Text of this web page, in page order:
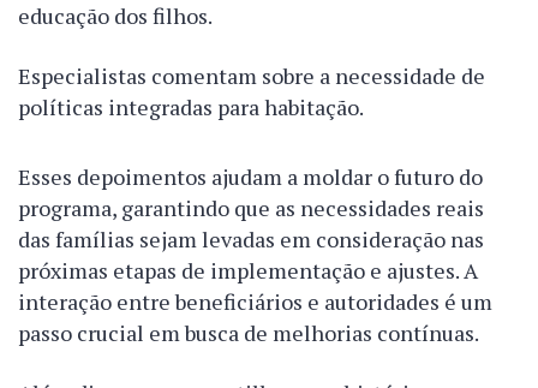
educação dos filhos.
Especialistas comentam sobre a necessidade de
políticas integradas para habitação.
Esses depoimentos ajudam a moldar o futuro do
programa, garantindo que as necessidades reais
das famílias sejam levadas em consideração nas
próximas etapas de implementação e ajustes. A
interação entre beneficiários e autoridades é um
passo crucial em busca de melhorias contínuas.